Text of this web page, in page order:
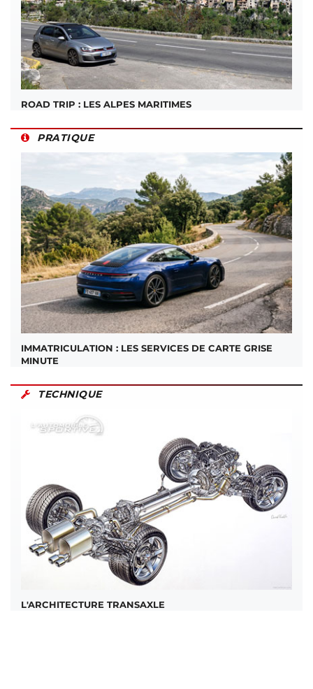
ROAD TRIP : LES ALPES MARITIMES
PRATIQUE
IMMATRICULATION : LES SERVICES DE CARTE GRISE
MINUTE
TECHNIQUE
L'ARCHITECTURE TRANSAXLE